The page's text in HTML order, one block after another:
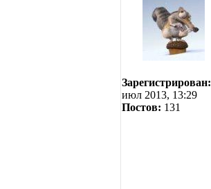
Зарегистрирован:
июл 2013, 13:29
Постов: 131